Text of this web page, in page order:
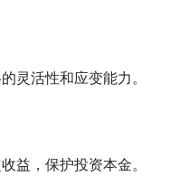
灵活性和应变能力。
益，保护投资本金。